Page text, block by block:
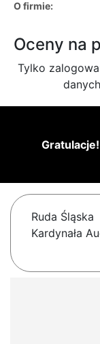
O firmie:
Oceny na
Tylko
Gratulacje!
Ruda Śląska
Kardynała